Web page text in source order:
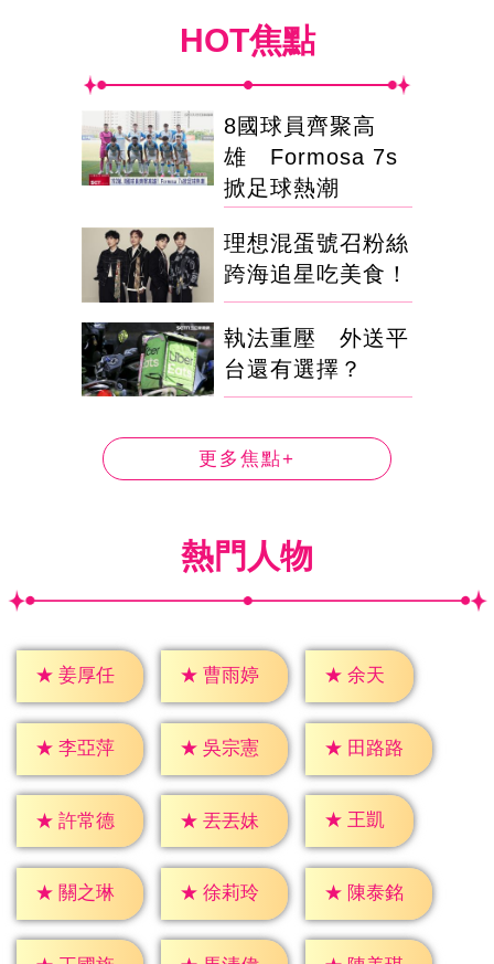
HOT焦點
8國球員齊聚高
雄 Formosa 7s
掀足球熱潮
理想混蛋號召粉絲
跨海追星吃美食！
執法重壓 外送平
台還有選擇？
更多焦點+
熱門人物
★ 姜厚任 ★ 曹雨婷 ★ 余天
★ 李亞萍 ★ 吳宗憲 ★ 田路路
★ 許常德 ★ 丟丟妹 ★ 王凱
★ 關之琳 ★ 徐莉玲 ★ 陳泰銘